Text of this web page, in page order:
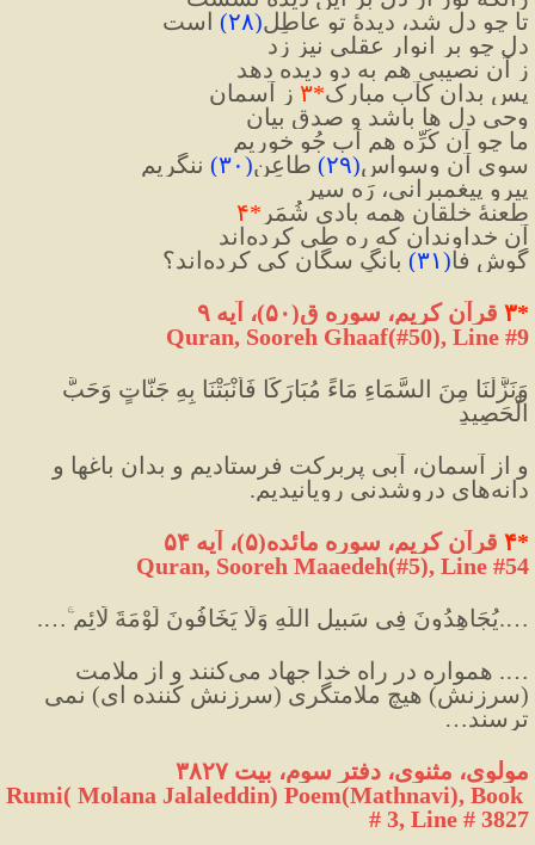
تا چو دل شد، دیدهٔ تو عاطِل(۲۸) است
دل چو بر انوارِ عقلی نیز زد
ز آن نصیبی هم به دو دیده دهد
پس بدان کآبِ مبارک ۳*
ز آسمان
وحیِ دل ها باشد و صدقِ بیان
ما چو آن کُرِّه هم آبِ جُو خوریم
سوی آن وسواسِ(۲۹) طاعِن(۳۰) ننگریم
پیروِ پیغمبرانی، رَه سپر
طعنهٔ خلقان همه بادی شُمَر
۴*
آن خداوندان که ره طی کرده‌اند
گوش فا(۳۱) بانگِ سگان کی کرده‌اند؟
*۳ قرآن کریم، سوره ق(۵۰)، آیه ۹
Quran, Sooreh Ghaaf(#50), Line #9
الْحَصِيدِ
دانه‌هاى دروشدنى رويانيديم.
*۴ قرآن کریم، سوره مائده(۵)، آیه ۵۴
Quran, Sooreh Maaedeh(#5), Line #54
….يُجَاهِدُونَ فِي سَبِيلِ اللَّهِ وَلَا يَخَافُونَ لَوْمَةَ لَائِمٍ ۚ….
ترسند…
مولوی، مثنوی، دفتر سوم، بیت ۳۸۲۷
Rumi( Molana Jalaleddin) Poem(Mathnavi), Book
# 3, Line # 3827